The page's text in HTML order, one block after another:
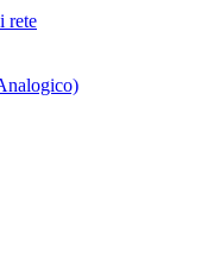
rete